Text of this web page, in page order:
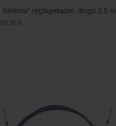
friktions" reglagekabel, längd 3,5 m
SEK